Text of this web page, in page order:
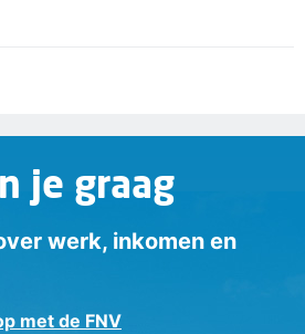
je graag
werk, inkomen en
met de FNV